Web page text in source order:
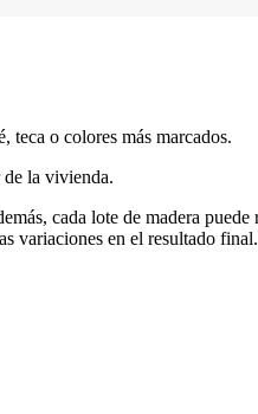
teca o colores más marcados.
de la vivienda.
cada lote de madera
variaciones en el resultado final.